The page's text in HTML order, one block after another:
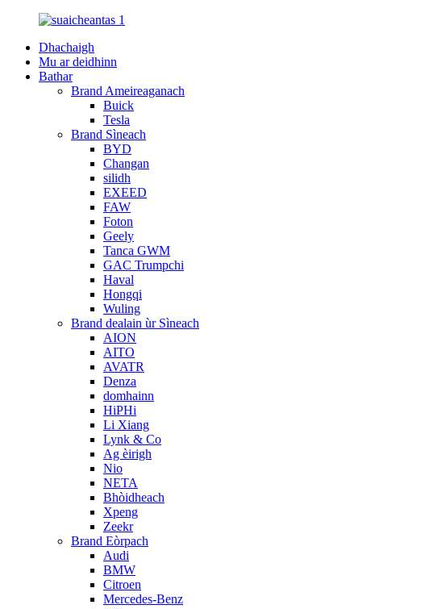
Dhachaigh
Mu ar deidhinn
Bathar
Brand Ameireaganach
Buick
Tesla
Brand Sìneach
BYD
Changan
silidh
EXEED
FAW
Foton
Geely
Tanca GWM
GAC Trumpchi
Haval
Hongqi
Wuling
Brand dealain ùr Sìneach
AION
AITO
AVATR
Denza
domhainn
HiPHi
Li Xiang
Lynk & Co
Ag èirigh
Nio
NETA
Bhòidheach
Xpeng
Zeekr
Brand Eòrpach
Audi
BMW
Citroen
Mercedes-Benz